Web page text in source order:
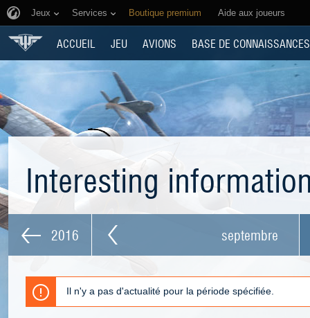
Jeux Services Boutique premium Aide aux joueurs
ACCUEIL JEU AVIONS BASE DE CONNAISSANCES
Interesting
2016 septembre
Il n'y a pas d'actualité pour la période spécifiée.